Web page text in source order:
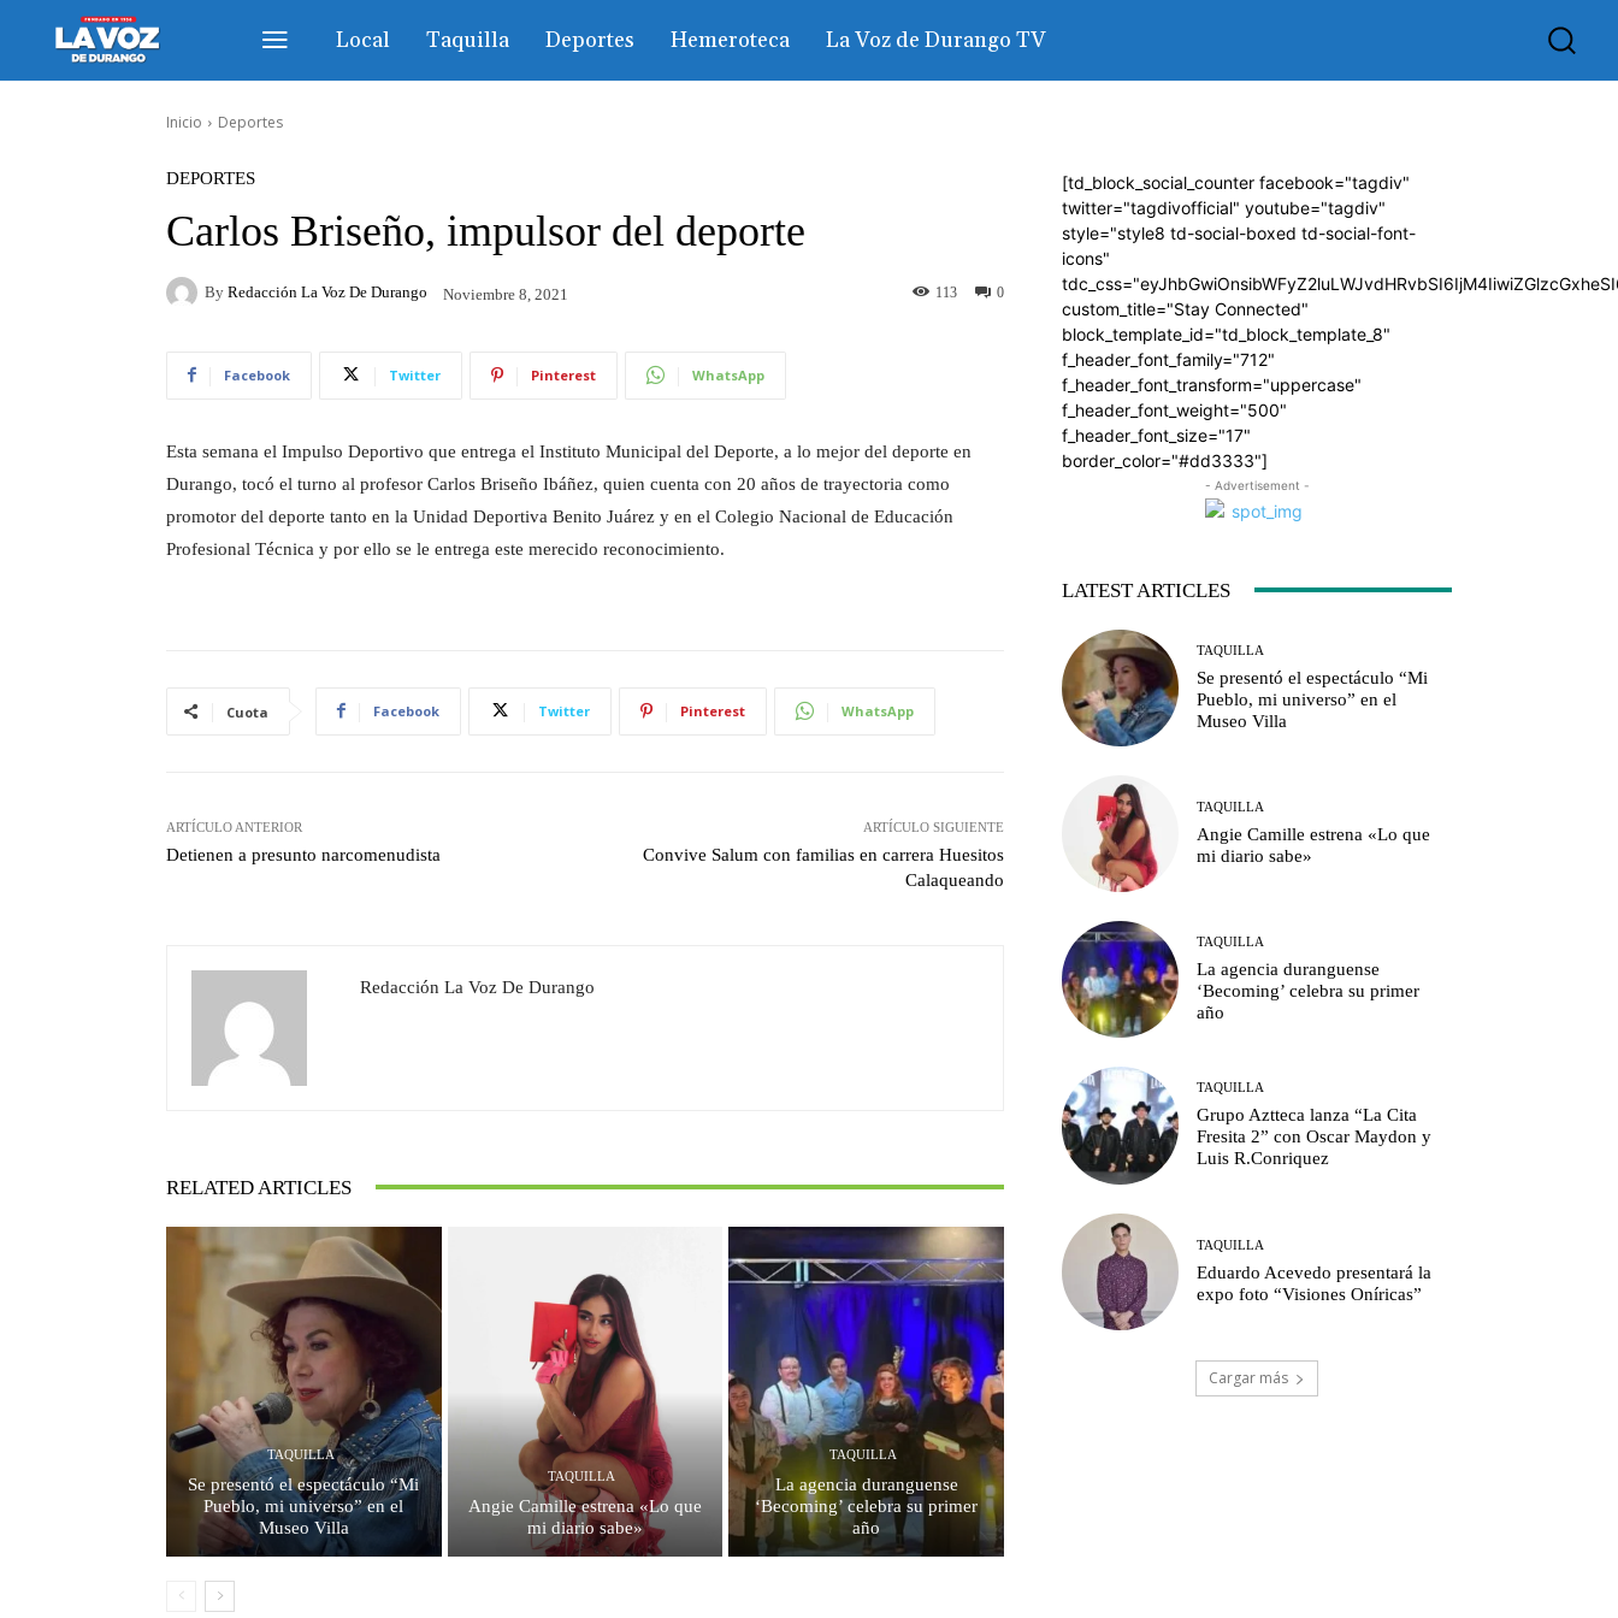
Local Taquilla Deportes Hemeroteca La Voz de Durango TV
Inicio Deportes
DEPORTES
Carlos Briseño, impulsor del deporte
By Redacción La Voz De Durango Noviembre 8, 2021 0
113
Facebook Twitter Pinterest WhatsApp
Esta semana el Impulso Deportivo que entrega el Instituto Municipal del Deporte, a lo mejor del deporte en
Durango, tocó el turno al profesor Carlos Briseño Ibáñez, quien cuenta con 20 años de trayectoria como
promotor del deporte tanto en la Unidad Deportiva Benito Juárez y en el Colegio Nacional de Educación
Profesional Técnica y por ello se le entrega este merecido reconocimiento.
Cuota Facebook Twitter Pinterest WhatsApp
ARTÍCULO ANTERIOR
Detienen a presunto narcomenudista
ARTÍCULO SIGUIENTE
Convive Salum con familias en carrera Huesitos
Calaqueando
Redacción La Voz De Durango
RELATED ARTICLES
TAQUILLA
Se presentó el espectáculo “Mi
Pueblo, mi universo” en el
Museo Villa
TAQUILLA
Angie Camille estrena «Lo que
mi diario sabe»
TAQUILLA
La agencia duranguense
‘Becoming’ celebra su primer
año
[td_block_social_counter facebook="tagdiv"
twitter="tagdivofficial" youtube="tagdiv"
style="style8 td-social-boxed td-social-font-
icons"
custom_title="Stay Connected"
block_template_id="td_block_template_8"
f_header_font_family="712"
f_header_font_transform="uppercase"
f_header_font_weight="500"
f_header_font_size="17"
border_color="#dd3333"]
- Advertisement -
LATEST ARTICLES
TAQUILLA
Se presentó el espectáculo “Mi
Pueblo, mi universo” en el
Museo Villa
TAQUILLA
Angie Camille estrena «Lo que
mi diario sabe»
TAQUILLA
La agencia duranguense
‘Becoming’ celebra su primer
año
TAQUILLA
Grupo Aztteca lanza “La Cita
Fresita 2” con Oscar Maydon y
Luis R.Conriquez
TAQUILLA
Eduardo Acevedo presentará la
expo foto “Visiones Oníricas”
Cargar más